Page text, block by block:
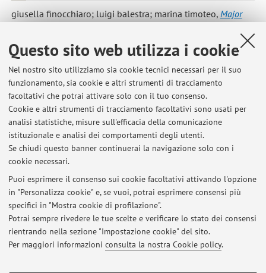
Questo sito web utilizza i cookie
Nel nostro sito utilizziamo sia cookie tecnici necessari per il suo
funzionamento, sia cookie e altri strumenti di tracciamento
facoltativi che potrai attivare solo con il tuo consenso.
Cookie e altri strumenti di tracciamento facoltativi sono usati per
analisi statistiche, misure sull'efficacia della comunicazione
istituzionale e analisi dei comportamenti degli utenti.
Se chiudi questo banner continuerai la navigazione solo con i
cookie necessari.
Puoi esprimere il consenso sui cookie facoltativi attivando l'opzione
in "Personalizza cookie" e, se vuoi, potrai esprimere consensi più
specifici in "Mostra cookie di profilazione".
Potrai sempre rivedere le tue scelte e verificare lo stato dei consensi
rientrando nella sezione "Impostazione cookie" del sito.
Per maggiori informazioni consulta la nostra Cookie policy.
giusella finocchiaro; luigi balestra; marina timoteo, Major
US, and China
, Bologna, Il Mulino, 2022, pp. 290 . [curatela]
1 2 3 4 5
Pubblicazioni antecedenti il 2004
Ultimi avvisi
International Conference "Data Driven Ecomony and Regulatory
Approaches: Eu and China in Relation and in Comparison"
Pubblicato il: 09 novembre 2023